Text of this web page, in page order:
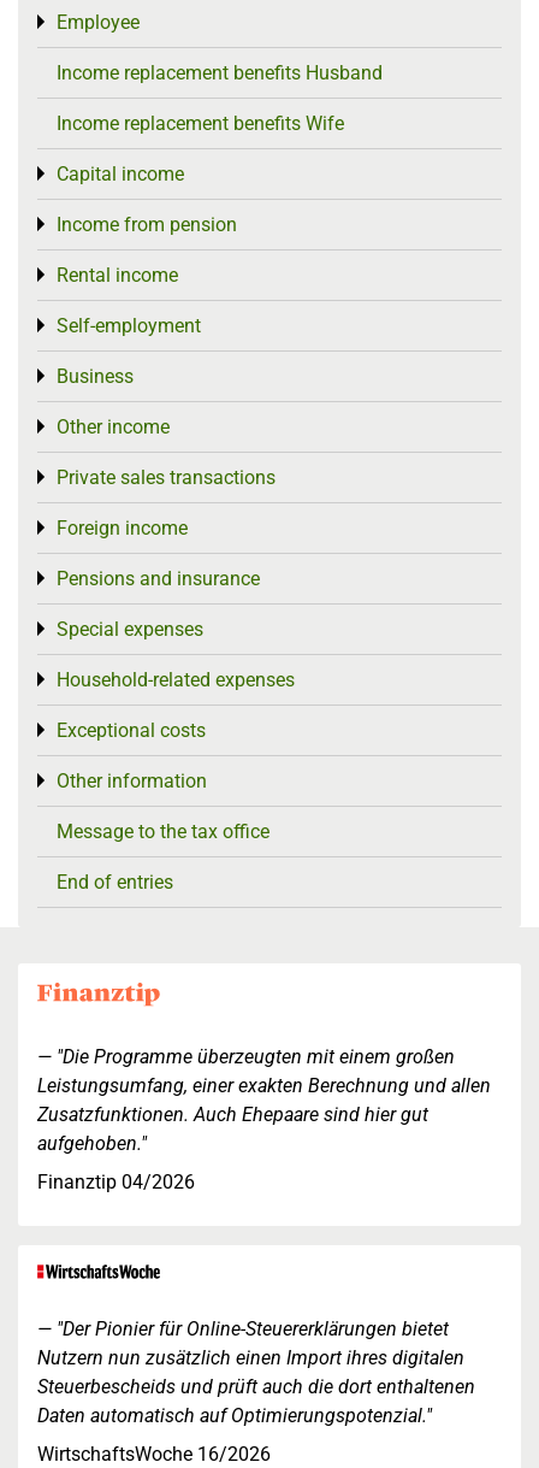
Employee
Toggle menu
Income replacement benefits Husband
Income replacement benefits Wife
Capital income
Toggle menu
Income from pension
Toggle menu
Rental income
Toggle menu
Self-employment
Toggle menu
Business
Toggle menu
Other income
Toggle menu
Private sales transactions
Toggle menu
Foreign income
Toggle menu
Pensions and insurance
Toggle menu
Special expenses
Toggle menu
Household-related expenses
Toggle menu
Exceptional costs
Toggle menu
Other information
Toggle menu
Message to the tax office
End of entries
"Die Programme überzeugten mit einem großen
Leistungsumfang, einer exakten Berechnung und allen
Zusatzfunktionen. Auch Ehepaare sind hier gut
aufgehoben."
Finanztip 04/2026
"Der Pionier für Online-Steuererklärungen bietet
Nutzern nun zusätzlich einen Import ihres digitalen
Steuerbescheids und prüft auch die dort enthaltenen
Daten automatisch auf Optimierungspotenzial."
WirtschaftsWoche 16/2026